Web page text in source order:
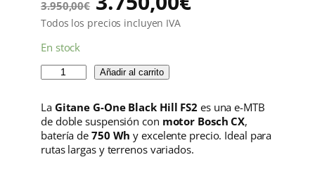
3.950,00€
l
p
r
e
c
e
c
Todos los precios incluyen IVA
En stock
a
n
e
G
Añadir al carrito
La Gitane G-One Black Hill FS2 es una e-MTB
de doble suspensión con motor Bosch CX,
batería de 750 Wh y excelente precio. Ideal para
rutas largas y terrenos variados.